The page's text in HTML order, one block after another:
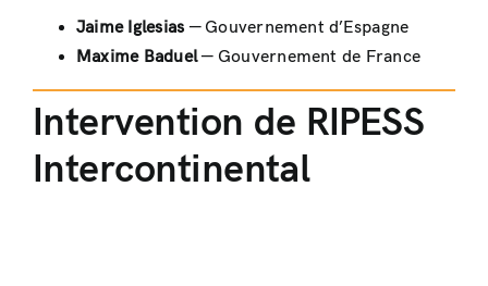
Jaime Iglesias — Gouvernement d’Espagne
Maxime Baduel— Gouvernement de France
Intervention de RIPESS
Intercontinental